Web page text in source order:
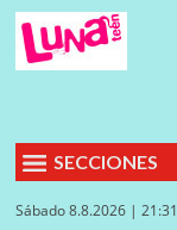
SECCIONES
Sábado 8.8.2026 | 21:31